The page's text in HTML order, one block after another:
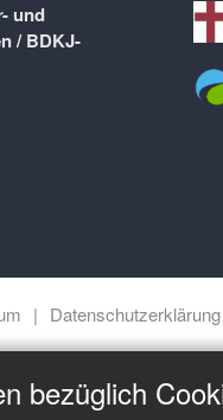
bezüglich
und
/ BDKJ-
Datenschutzerklärung